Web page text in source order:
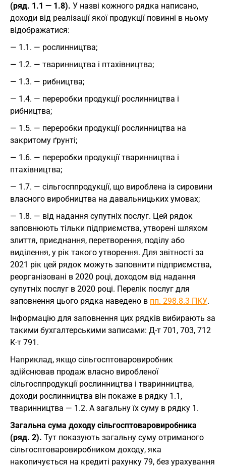
(ряд. 1.1 — 1.8). У назві кожного рядка написано,
доходи від реалізації якої продукції повинні в ньому
відображатися:
— 1.1. — рослинництва;
— 1.2. — тваринництва і птахівництва;
— 1.3. — рибництва;
— 1.4. — переробки продукції рослинництва і
рибництва;
— 1.5. — переробки продукції рослинництва на
закритому ґрунті;
— 1.6. — переробки продукції тваринництва і
птахівництва;
— 1.7. — сільгосппродукції, що вироблена із сировини
власного виробництва на давальницьких умовах;
— 1.8. — від надання супутніх послуг. Цей рядок
заповнюють тільки підприємства, утворені шляхом
злиття, приєднання, перетворення, поділу або
виділення, у рік такого утворення. Для звітності за
2021 рік цей рядок можуть заповнити підприємства,
реорганізовані в 2020 році, доходом від надання
супутніх послуг в 2020 році. Перелік послуг для
заповнення цього рядка наведено в пп. 298.8.3 ПКУ.
Iнформацію для заповнення цих рядків вибирають за
такими бухгалтерськими записами: Д-т 701, 703, 712
К-т 791.
Наприклад, якщо сільгосптоваровиробник
здійснював продаж власно виробленої
сільгосппродукції рослинництва і тваринництва,
доходи рослинництва він покаже в рядку 1.1,
тваринництва — 1.2. А загальну їх суму в рядку 1.
Загальна сума доходу сільгосптоваровиробника
(ряд. 2). Тут показують загальну суму отриманого
сільгосптоваровиробником доходу, яка
накопичується на кредиті рахунку 79, без урахування